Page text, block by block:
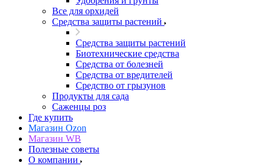
Все для орхидей
Средства защиты растений
Средства защиты растений
Биотехнические средства
Средства от болезней
Средства от вредителей
Средство от грызунов
Продукты для сада
Саженцы роз
Где купить
Магазин Ozon
Магазин WB
Полезные советы
О компании